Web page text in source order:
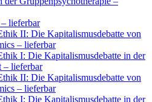
– lieferbar
II: Die Kapitalismusdebatte von
– lieferbar
I: Die Kapitalismusdebatte in der
– lieferbar
II: Die Kapitalismusdebatte von
– lieferbar
I: Die Kapitalismusdebatte in der